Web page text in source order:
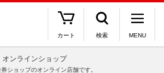
カート 検索 MENU
オンラインショップ
ショップのオンライン店舗です。